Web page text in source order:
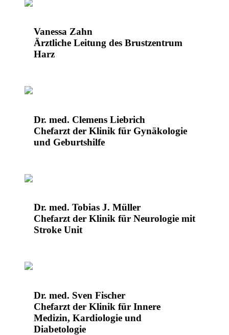
Vanessa Zahn
Ärztliche Leitung des Brustzentrum
Harz
Dr. med. Clemens Liebrich
Chefarzt der Klinik für Gynäkologie
und Geburtshilfe
Dr. med. Tobias J. Müller
Chefarzt der Klinik für Neurologie mit
Stroke Unit
Dr. med. Sven Fischer
Chefarzt der Klinik für Innere
Medizin, Kardiologie und
Diabetologie